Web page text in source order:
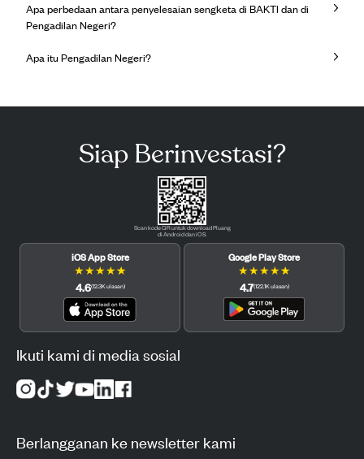
Apa perbedaan antara penyelesaian sengketa di BAKTI dan di
Pengadilan Negeri?
Apa itu Pengadilan Negeri?
Siap Berinvestasi?
Scan kode QR untuk download Pluang
di Android dan iOS.
iOS App Store
★★★★★
4.6(12.3K ulasan)
Google Play Store
★★★★★
4.7(122.1K ulasan)
Ikuti kami di media sosial
Berlangganan ke newsletter kami